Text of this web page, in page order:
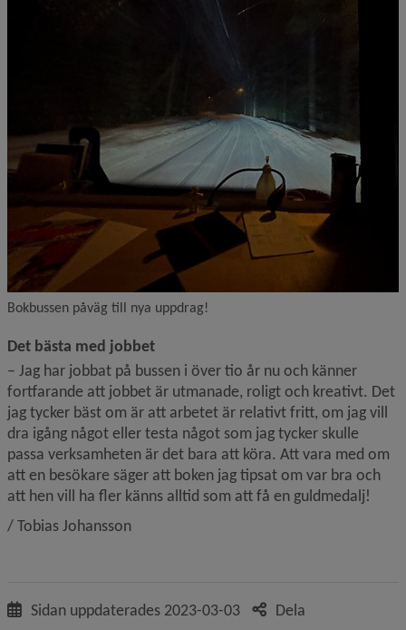
Bokbussen påväg till nya uppdrag!
Det bästa med jobbet
– Jag har jobbat på bussen i över tio år nu och känner
fortfarande att jobbet är utmanade, roligt och kreativt. Det
jag tycker bäst om är att arbetet är relativt fritt, om jag vill
dra igång något eller testa något som jag tycker skulle
passa verksamheten är det bara att köra. Att vara med om
att en besökare säger att boken jag tipsat om var bra och
att hen vill ha fler känns alltid som att få en guldmedalj!
/ Tobias Johansson
Sidan uppdaterades 2023-03-03 Dela